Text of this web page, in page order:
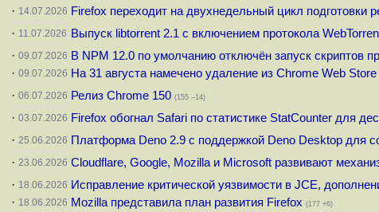
· 14.07.2026 Firefox переходит на двухнедельный цикл подготовки
· 11.07.2026 Выпуск libtorrent 2.1 с включением протокола
· 09.07.2026 В NPM 12.0 по умолчанию отключён запуск скриптов
· 09.07.2026 На 31 августа намечено удаление из Chrome Web
· 06.07.2026 Релиз Chrome 150 (155 –14)
· 03.07.2026 Firefox обогнал Safari по статистике StatCounter для
· 25.06.2026 Платформа Deno 2.9 c поддержкой Deno Desktop для
· 23.06.2026 Cloudflare, Google, Mozilla и Microsoft развивают
· 18.06.2026 Исправление критической уязвимости в JCE,
· 18.06.2026 Mozilla представила план развития Firefox (177 +6)